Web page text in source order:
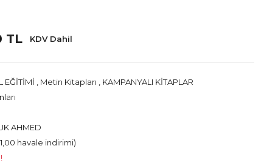
TL KDV Dahil
EĞİTİMİ Metin Kitapları
KAMPANYALI KİTAPLAR
AHMED
havale indirimi)